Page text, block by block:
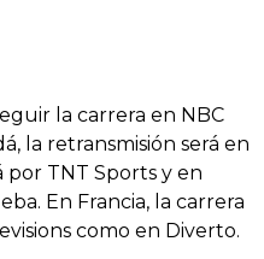
la carrera en NBC
la retransmisión será en
por TNT Sports y en
En Francia, la carrera
como en Diverto.